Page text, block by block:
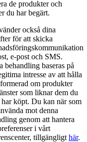
de produkter och
du har begärt.
också dina
för att skicka
e-post och SMS.
behandling baseras på
intresse av att hålla
om produkter
som liknar dem du
har köpt. Du kan när som
mot denna
genom att hantera
i vårt
tillgängligt här.